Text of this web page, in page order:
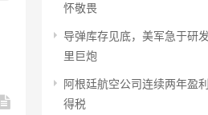
怀敬畏
导弹库存见底，美军急于研
里巨炮
阿根廷航空公司连续两年盈
得税